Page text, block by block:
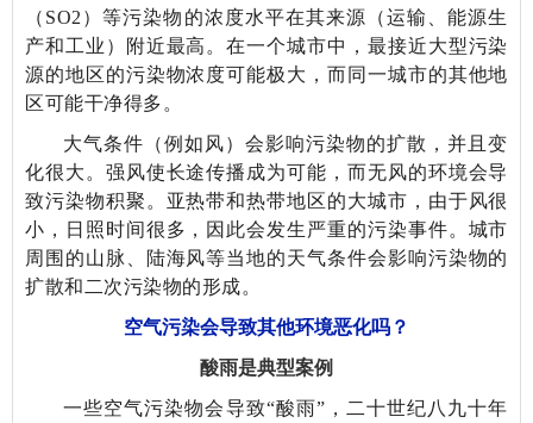
（SO2 ）等污染物的浓度水平在其来源（运输、能源生
产和工业）附近最高。在一个城市中，最接近大型污染
源的地区的污染物浓度可能极大，而同一城市的其他地
区可能干净得多。
大气条件（例如风）会影响污染物的扩散，并且变
化很大。强风使长途传播成为可能，而无风的环境会导
致污染物积聚。亚热带和热带地区的大城市，由于风很
小，日照时间很多，因此会发生严重的污染事件。城市
周围的山脉、陆海风等当地的天气条件会影响污染物的
扩散和二次污染物的形成。
空气污染会导致其他环境恶化吗？
酸雨是典型案例
一些空气污染物会导致“酸雨”，二十世纪八九十年